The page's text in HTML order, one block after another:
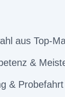
aus Top-
&
&